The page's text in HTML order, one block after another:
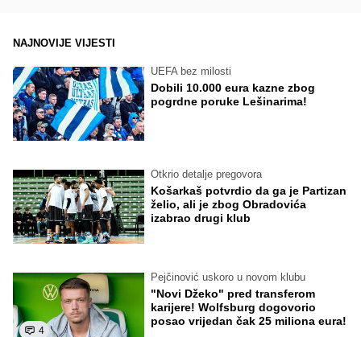
NAJNOVIJE VIJESTI
UEFA bez milosti
Dobili 10.000 eura kazne zbog
pogrdne poruke Lešinarima!
Otkrio detalje pregovora
Košarkaš potvrdio da ga je Partizan
želio, ali je zbog Obradovića
izabrao drugi klub
4
Pejčinović uskoro u novom klubu
"Novi Džeko" pred transferom
karijere! Wolfsburg dogovorio
posao vrijedan čak 25 miliona eura!